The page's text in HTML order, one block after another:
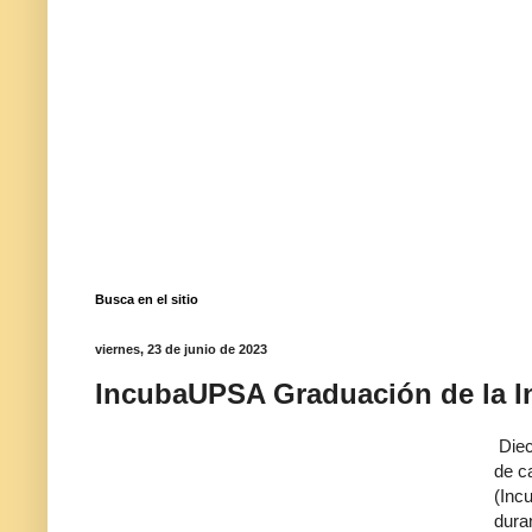
Busca en el sitio
viernes, 23 de junio de 2023
IncubaUPSA Graduación de la
de